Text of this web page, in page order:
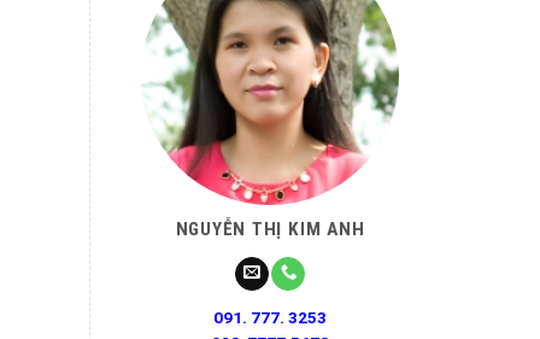
NGUYỄN THỊ KIM ANH
091. 777. 3253